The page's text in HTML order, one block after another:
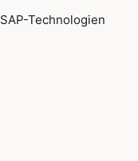
SAP-Technologien